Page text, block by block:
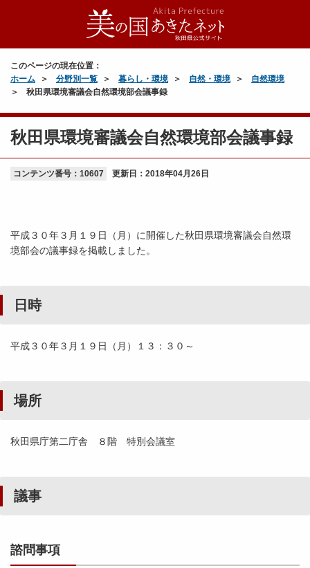
このページの現在位置：
ホーム
分野別一覧 暮らし・環境 自然・環境
自然環境
秋田県環境審議会自然環境部会議事録
秋田県環境審議会自然環境部会議事録
コンテンツ番号：10607 更新日： 2018年04月26日
平成３０年３月１９日（月）に開催した秋田県環境審議会自然環
境部会の議事録を掲載しました。
日時
平成３０年３月１９日（月）１３：３０～
場所
秋田県庁第二庁舎 ８階 特別会議室
議事
諮問事項